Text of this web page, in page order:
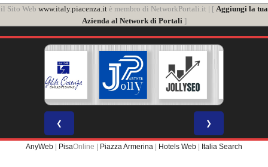
il Sito Web www.italy.piacenza.itè membro di NetworkPortali.it | [ Aggiungi la tua
Azienda al Network di Portali]
❮ ❯
AnyWeb PisaOnline | Piazza Armerina Hotels Web Italia Search